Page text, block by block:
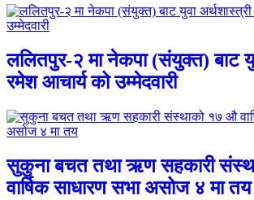
ललितपुर-२ मा नेकपा (संयुक्त) बाट
रमेश आचार्य को उम्मेदवारी
सुकुना बचत तथा ऋण सहकारी
वार्षिक साधारण सभा असोज ४ मा तय